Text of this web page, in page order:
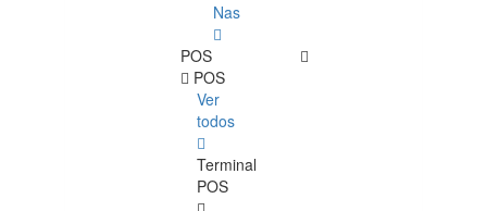
Nas
POS
POS
Ver
todos
Terminal
POS